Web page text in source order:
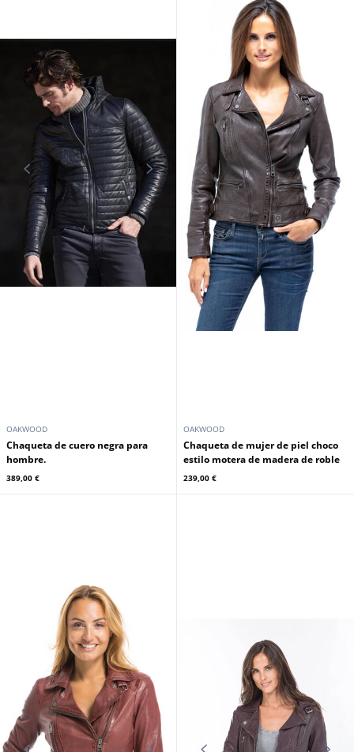
OAKWOOD
Chaqueta de cuero negra para
hombre.
389,00 €
OAKWOOD
Chaqueta de mujer de piel choco
estilo motera de madera de roble
239,00 €